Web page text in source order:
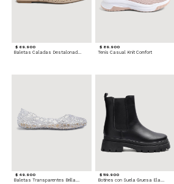
$ 69.900 $ 89.900
Tenis Casual Knit Comfort
$ 49.900
Baletas Transparentes Brillantes
$ 119.900
Botines con Suela Gruesa Elastizada